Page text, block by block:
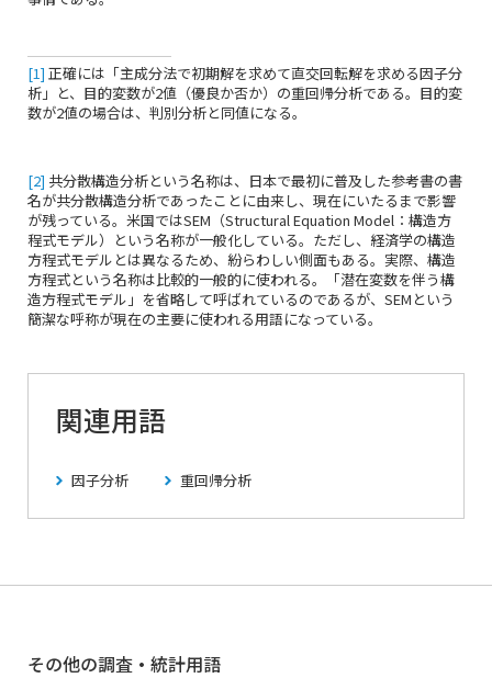
[1] 正確には「主成分法で初期解を求めて直交回転解を求める因子分
析」と、目的変数が2値（優良か否か）の重回帰分析である。目的変
数が2値の場合は、判別分析と同値になる。
[2] 共分散構造分析という名称は、日本で最初に普及した参考書の書
名が共分散構造分析であったことに由来し、現在にいたるまで影響
が残っている。米国ではSEM（Structural Equation Model：構造方
程式モデル）という名称が一般化している。ただし、経済学の構造
方程式モデルとは異なるため、紛らわしい側面もある。実際、構造
方程式という名称は比較的一般的に使われる。「潜在変数を伴う構
造方程式モデル」を省略して呼ばれているのであるが、SEMという
簡潔な呼称が現在の主要に使われる用語になっている。
関連用語
因子分析 重回帰分析
その他の調査・統計用語